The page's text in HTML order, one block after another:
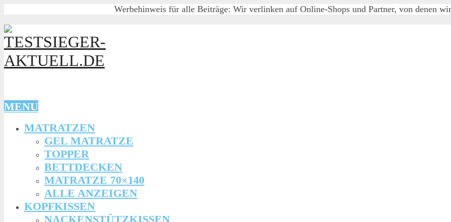
Werbehinweis für alle Beiträge: Wir verlinken auf Online-Shops und Partner, von denen
MENU
MATRATZEN
GEL MATRATZE
TOPPER
BETTDECKEN
MATRATZE 70×140
ALLE ANZEIGEN
KOPFKISSEN
NACKENSTÜTZKISSEN